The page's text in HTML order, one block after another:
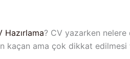
Hazırlama? CV yazarken
kaçan ama çok dikkat